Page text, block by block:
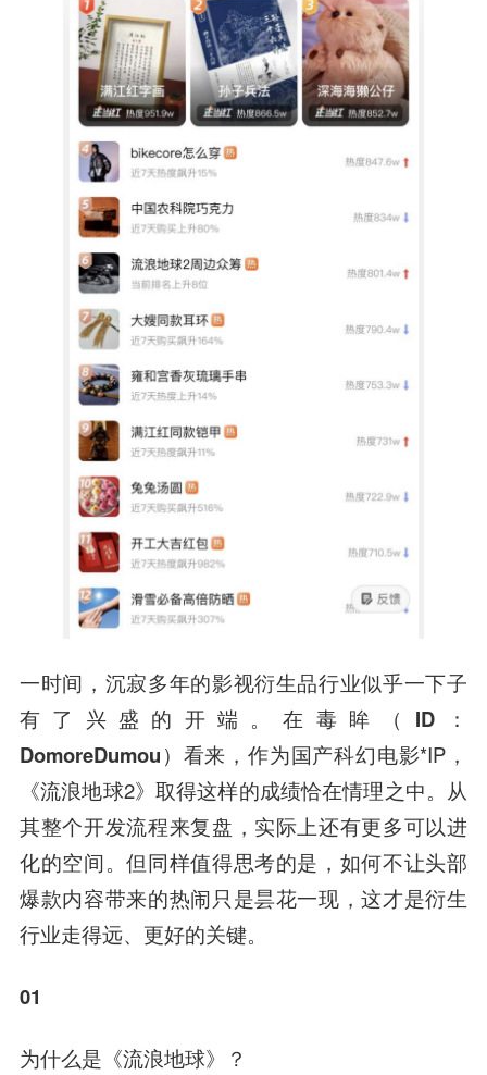
一时间，沉寂多年的影视衍生品行业似乎一下子
有了兴盛的开端。在 毒眸（ID：
DomoreDumou） 看来，作为国产科幻电影*IP，
《流浪地球2》取得这样的成绩恰在情理之中。从
其整个开发流程来复盘，实际上还有更多可以进
化的空间。但同样值得思考的是，如何不让头部
爆款内容带来的热闹只是昙花一现，这才是衍生
行业走得远、更好的关键。
01
为什么是《流浪地球》？